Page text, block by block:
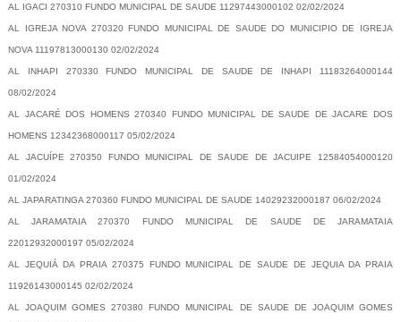
AL IGACI 270310 FUNDO MUNICIPAL DE SAUDE 11297443000102 02/02/2024
AL IGREJA NOVA 270320 FUNDO MUNICIPAL DE SAUDE DO MUNICIPIO DE IGREJA
NOVA 11197813000130 02/02/2024
AL INHAPI 270330 FUNDO MUNICIPAL DE SAUDE DE INHAPI 11183264000144
08/02/2024
AL JACARÉ DOS HOMENS 270340 FUNDO MUNICIPAL DE SAUDE DE JACARE DOS
HOMENS 12342368000117 05/02/2024
AL JACUÍPE 270350 FUNDO MUNICIPAL DE SAUDE DE JACUIPE 12584054000120
01/02/2024
AL JAPARATINGA 270360 FUNDO MUNICIPAL DE SAUDE 14029232000187 06/02/2024
AL JARAMATAIA 270370 FUNDO MUNICIPAL DE SAUDE DE JARAMATAIA
22012932000197 05/02/2024
AL JEQUIÁ DA PRAIA 270375 FUNDO MUNICIPAL DE SAUDE DE JEQUIA DA PRAIA
11926143000145 02/02/2024
AL JOAQUIM GOMES 270380 FUNDO MUNICIPAL DE SAUDE DE JOAQUIM GOMES